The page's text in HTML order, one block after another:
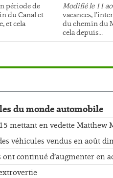
période de
du Canal et
et cela
Modifié le 11
vacances,
du chemin du
cela depuis...
du monde automobile
mettant en vedette Matthew
véhicules vendus en août
continué d’augmenter en